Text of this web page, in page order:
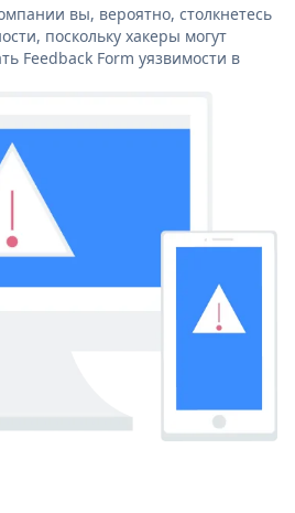
вы, вероятно, столкнетесь
поскольку хакеры могут
Feedback Form уязвимости в